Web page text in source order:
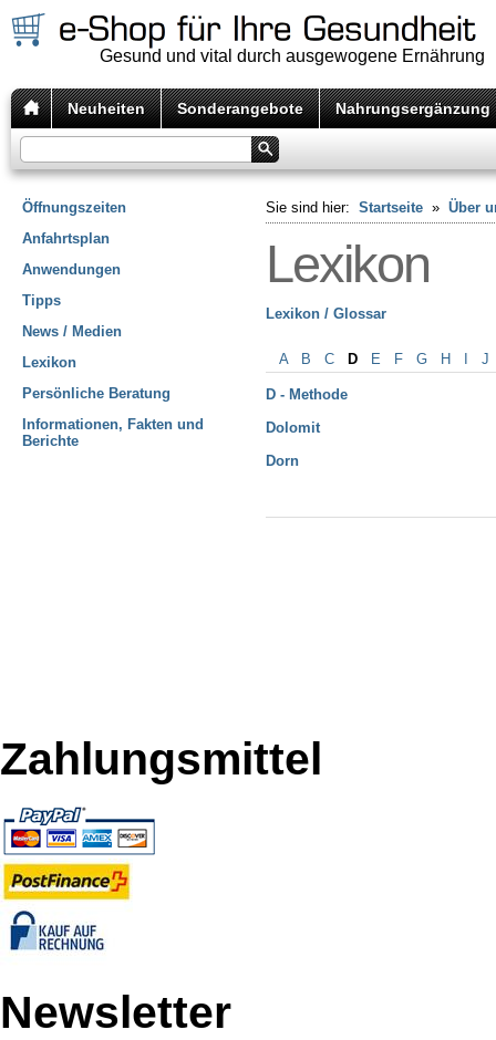
Gesund und vital durch ausgewogene Ernährung
Neuheiten Sonderangebote Nahrungsergänzung
Öffnungszeiten
Anfahrtsplan
Anwendungen
Tipps
News / Medien
Lexikon
Persönliche Beratung
Informationen, Fakten und
Berichte
Sie sind hier: Startseite » Über
Lexikon
Lexikon / Glossar
A B C D E F G H J
D - Methode
Dolomit
Dorn
Zahlungsmittel
Newsletter